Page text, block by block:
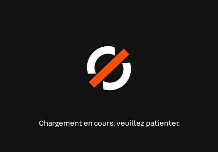
Chargement en cours, veuillez patienter.